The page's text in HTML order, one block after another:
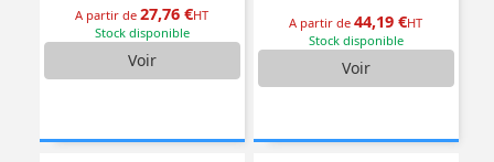
A partir de27,76 €HT
Stock disponible
Voir
A partir de44,19 €HT
Stock disponible
Voir